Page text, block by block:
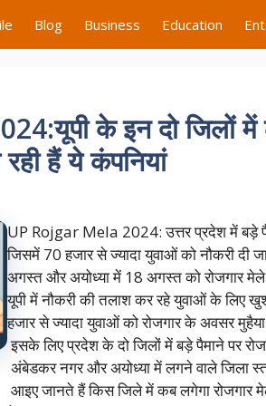
Blog Business Education
के इन दो जिलों में
हैं ये कंपनियां
UP Rojgar Mela 2024: उत्तर प्रदेश में बड़े
जिसमें 70 हजार से ज्यादा युवाओं को नौकरी दी
अगस्त और अयोध्या में 18 अगस्त को रोजगार
यूपी में नौकरी की तलाश कर रहे युवाओं के लिए
हजार से ज्यादा युवाओं को रोजगार के अवसर
इसके लिए प्रदेश के दो जिलों में बड़े पैमाने पर
अंबेडकर नगर और अयोध्या में लगने वाले जिला
आइए जानते हैं किस जिले में कब लगेगा रोजगार